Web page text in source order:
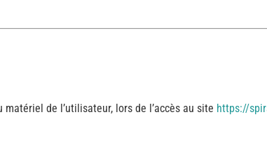
de l’utilisateur, lors de l’accès au site https://